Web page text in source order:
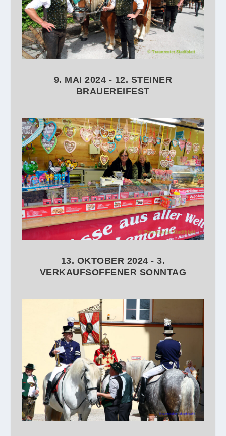
9. MAI 2024 - 12. STEINER
BRAUEREIFEST
13. OKTOBER 2024 - 3.
VERKAUFSOFFENER SONNTAG